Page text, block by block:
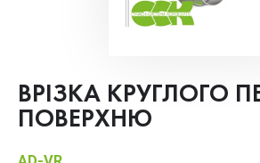
ВРІЗКА КРУГЛОГО
ПОВЕРХНЮ